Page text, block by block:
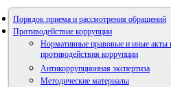
Порядок приема и рассмотрения обращений
Противодействие коррупции
Нормативные правовые и иные акты
противодействия коррупции
Антикоррупционная экспертиза
Методические материалы